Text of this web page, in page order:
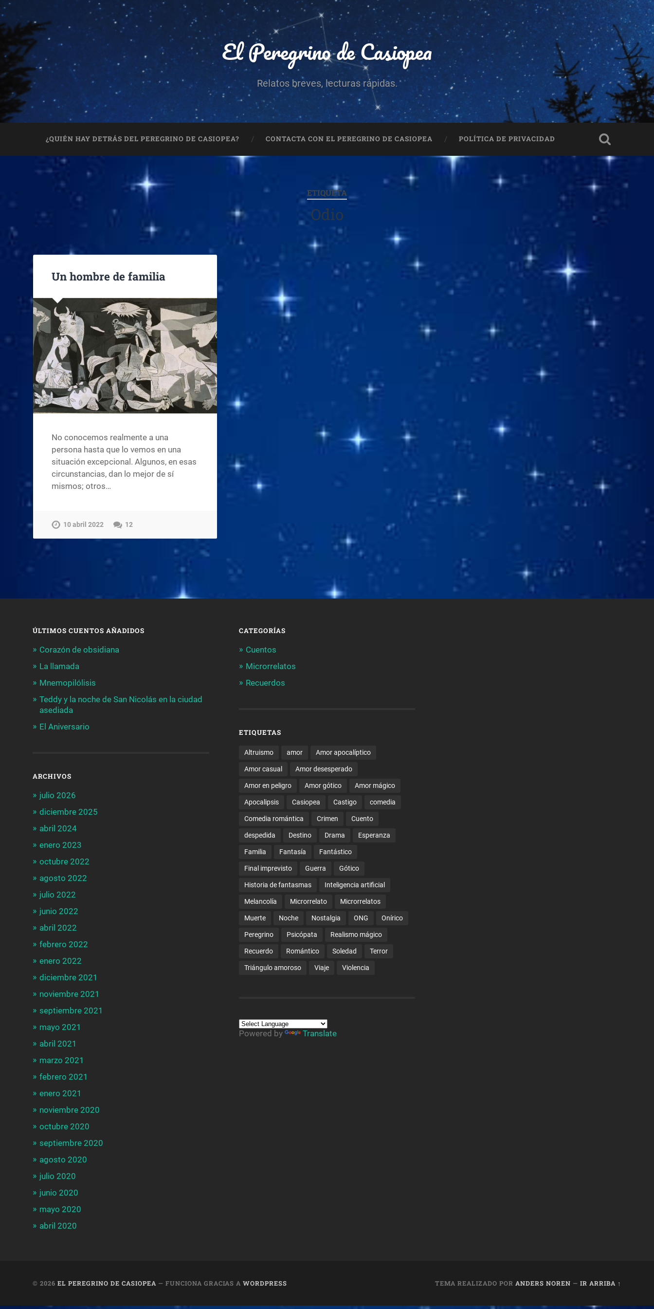
El Peregrino de Casiopea
Relatos breves, lecturas rápidas.
¿QUIÉN HAY DETRÁS DEL PEREGRINO DE CASIOPEA? CONTACTA CON EL PEREGRINO DE CASIOPEA POLÍTICA DE PRIVACIDAD
ETIQUETA
Odio
Un hombre de familia
No conocemos realmente a una
persona hasta que lo vemos en una
situación excepcional. Algunos, en esas
circunstancias, dan lo mejor de sí
mismos; otros…
10 abril 2022 12
ÚLTIMOS CUENTOS AÑADIDOS
Corazón de obsidiana
La llamada
Mnemopilólisis
Teddy y la noche de San Nicolás en la ciudad
asediada
El Aniversario
ARCHIVOS
julio 2026
diciembre 2025
abril 2024
enero 2023
octubre 2022
agosto 2022
julio 2022
junio 2022
abril 2022
febrero 2022
enero 2022
diciembre 2021
noviembre 2021
septiembre 2021
mayo 2021
abril 2021
marzo 2021
febrero 2021
enero 2021
noviembre 2020
octubre 2020
septiembre 2020
agosto 2020
julio 2020
junio 2020
mayo 2020
abril 2020
CATEGORÍAS
Cuentos
Microrrelatos
Recuerdos
ETIQUETAS
Altruismo amor Amor apocalíptico
Amor casual Amor desesperado
Amor en peligro Amor gótico Amor mágico
Apocalipsis Casiopea Castigo comedia
Comedia romántica Crimen Cuento
despedida Destino Drama Esperanza
Familia Fantasía Fantástico
Final imprevisto Guerra Gótico
Historia de fantasmas Inteligencia artificial
Melancolía Microrrelato Microrrelatos
Muerte Noche Nostalgia ONG Onírico
Peregrino Psicópata Realismo mágico
Recuerdo Romántico Soledad Terror
Triángulo amoroso Viaje Violencia
Powered by Translate
© 2026EL PEREGRINO DE CASIOPEA — FUNCIONA GRACIAS AWORDPRESS TEMA REALIZADO POR ANDERS NOREN — IR ARRIBA ↑